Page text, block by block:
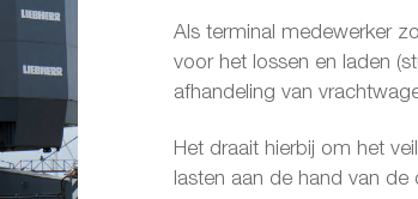
Als terminal medewerker
voor het lossen en laden
afhandeling van
Het draait hierbij om het
lasten aan de hand van